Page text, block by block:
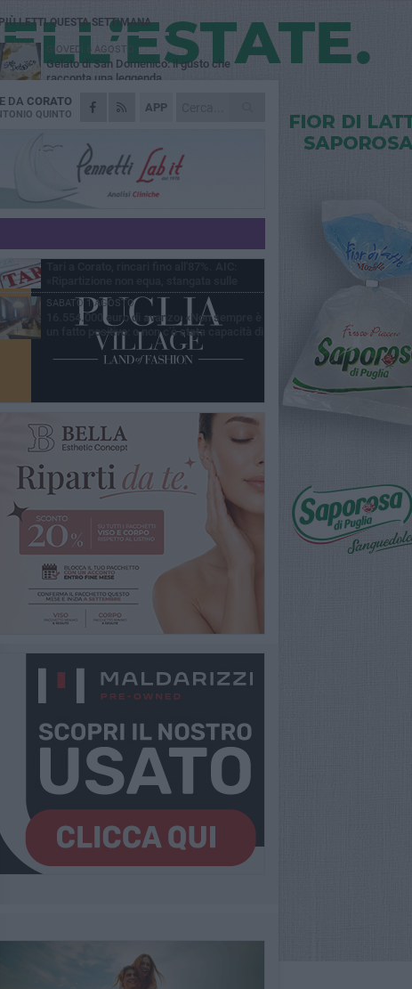
APP
DA CORATO
QUINTO
PIÙ LETTI QUESTA SETTIMANA
GIOVEDÌ 6 AGOSTO
Gelato di San Domenico: il gusto che
racconta una leggenda
VENERDÌ 7 AGOSTO
Uomo fermato in via Porta Pia: intervento
GIOVEDÌ 6 AGOSTO
Gaetano Mongelli, sei anni per un sogno:
nasce a Corato "Megaad"
MERCOLEDÌ 5 AGOSTO
Chiuso momentaneamente distributore di
GIOVEDÌ 6 AGOSTO
SABATO 1 AGOSTO
16.554.000 euro di avanzo: «Non sempre è
un fatto positivo: o non c'è stata capacità di
spesa o le entrate sono state troppo alte»